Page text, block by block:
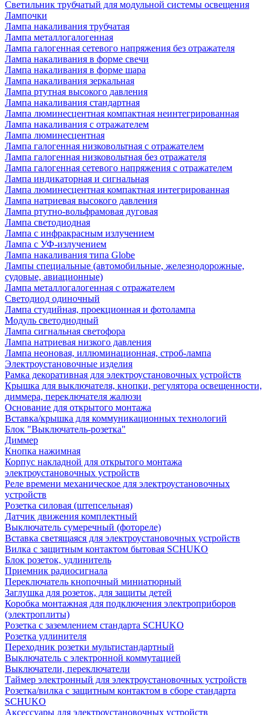
Светильник трубчатый для модульной системы освещения
Лампочки
Лампа накаливания трубчатая
Лампа металлогалогенная
Лампа галогенная сетевого напряжения без отражателя
Лампа накаливания в форме свечи
Лампа накаливания в форме шара
Лампа накаливания зеркальная
Лампа ртутная высокого давления
Лампа накаливания стандартная
Лампа люминесцентная компактная неинтегрированная
Лампа накаливания с отражателем
Лампа люминесцентная
Лампа галогенная низковольтная с отражателем
Лампа галогенная низковольтная без отражателя
Лампа галогенная сетевого напряжения с отражателем
Лампа индикаторная и сигнальная
Лампа люминесцентная компактная интегрированная
Лампа натриевая высокого давления
Лампа ртутно-вольфрамовая дуговая
Лампа светодиодная
Лампа с инфракрасным излучением
Лампа с УФ-излучением
Лампа накаливания типа Globe
Лампы специальные (автомобильные, железнодорожные,
судовые, авиационные)
Лампа металлогалогенная с отражателем
Светодиод одиночный
Лампа студийная, проекционная и фотолампа
Модуль светодиодный
Лампа сигнальная светофора
Лампа натриевая низкого давления
Лампа неоновая, иллюминационная, строб-лампа
Электроустановочные изделия
Рамка декоративная для электроустановочных устройств
Крышка для выключателя, кнопки, регулятора освещенности,
диммера, переключателя жалюзи
Основание для открытого монтажа
Вставка/крышка для коммуникационных технологий
Блок "Выключатель-розетка"
Диммер
Кнопка нажимная
Корпус накладной для открытого монтажа
электроустановочных устройств
Реле времени механическое для электроустановочных
устройств
Розетка силовая (штепсельная)
Датчик движения комплектный
Выключатель сумеречный (фотореле)
Вставка светящаяся для электроустановочных устройств
Вилка с защитным контактом бытовая SCHUKO
Блок розеток, удлинитель
Приемник радиосигнала
Переключатель кнопочный миниатюрный
Заглушка для розеток, для защиты детей
Коробка монтажная для подключения электроприборов
(электроплиты)
Розетка с заземлением стандарта SCHUKO
Розетка удлинителя
Переходник розетки мультистандартный
Выключатель с электронной коммутацией
Выключатели, переключатели
Таймер электронный для электроустановочных устройств
Розетка/вилка с защитным контактом в сборе стандарта
SCHUKO
Аксессуары для электроустановочных устройств